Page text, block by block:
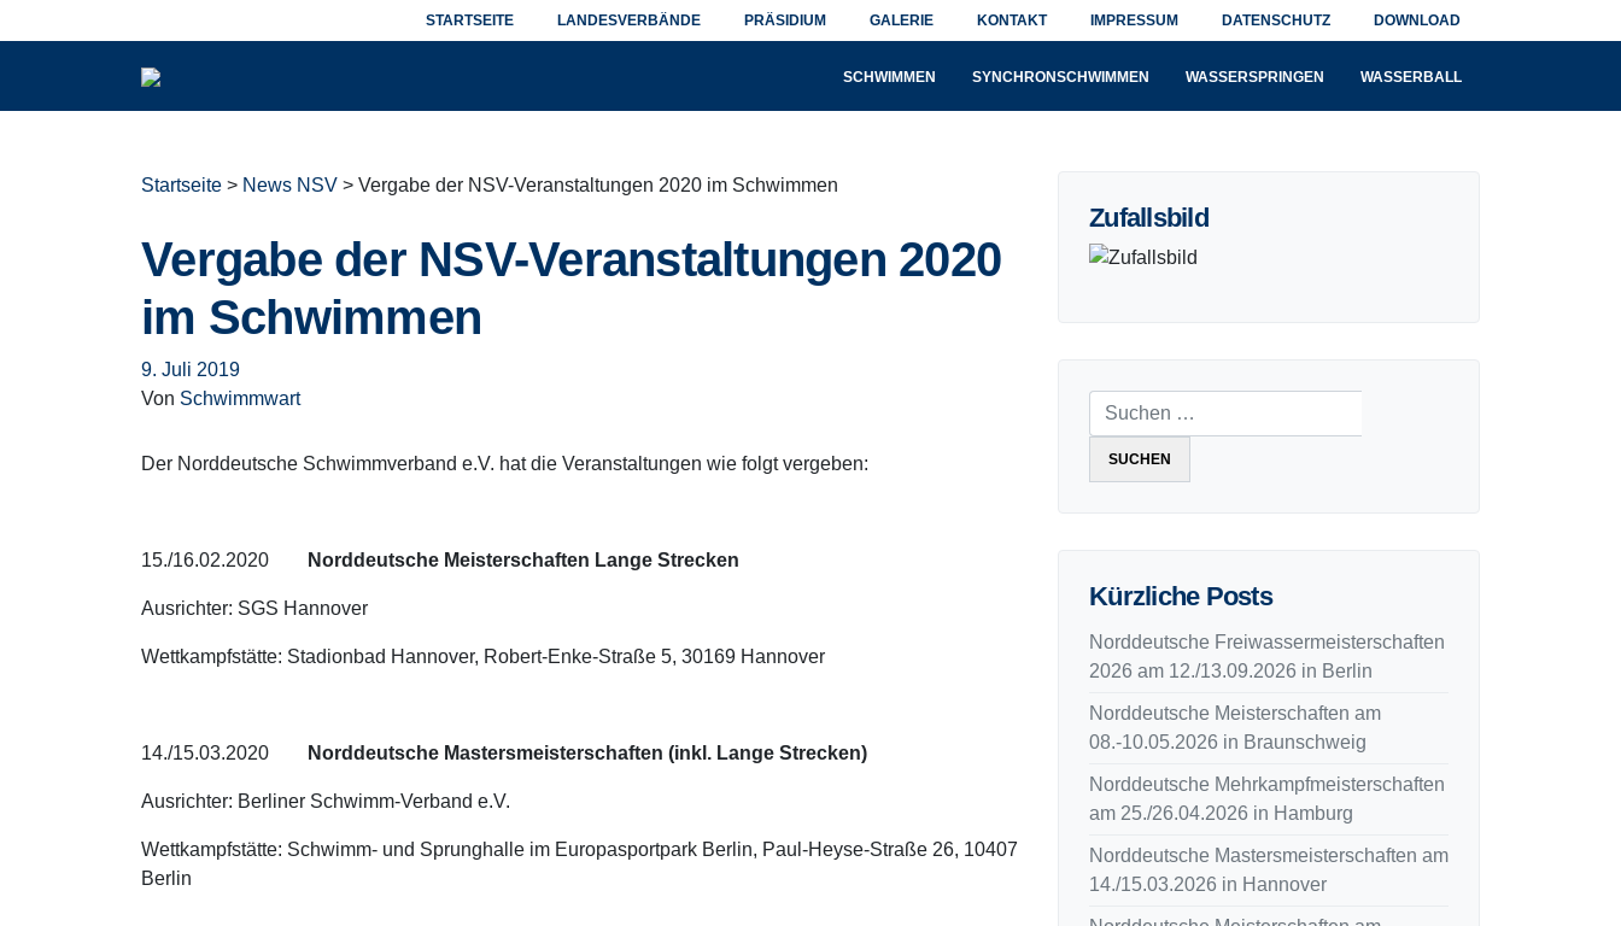
STARTSEITE LANDESVERBÄNDE PRÄSIDIUM GALERIE KONTAKT IMPRESSUM DATENSCHUTZ DOWNLOAD
Norddeutscher Schwimmverband SCHWIMMEN SYNCHRONSCHWIMMEN WASSERSPRINGEN WASSERBALL
Startseite > News NSV > Vergabe der NSV-Veranstaltungen 2020 im Schwimmen
Vergabe der NSV-Veranstaltungen 2020
im Schwimmen
9. Juli 2019
Von Schwimmwart
Der Norddeutsche Schwimmverband e.V. hat die Veranstaltungen wie folgt vergeben:
15./16.02.2020 Norddeutsche Meisterschaften Lange Strecken
Ausrichter: SGS Hannover
Wettkampfstätte: Stadionbad Hannover, Robert-Enke-Straße 5, 30169 Hannover
14./15.03.2020 Norddeutsche Mastersmeisterschaften (inkl. Lange Strecken)
Ausrichter: Berliner Schwimm-Verband e.V.
Wettkampfstätte: Schwimm- und Sprunghalle im Europasportpark Berlin, Paul-Heyse-Straße 26, 10407
Berlin
Zufallsbild
Kürzliche Posts
Norddeutsche Freiwassermeisterschaften
2026 am 12./13.09.2026 in Berlin
Norddeutsche Meisterschaften am
08.-10.05.2026 in Braunschweig
Norddeutsche Mehrkampfmeisterschaften
am 25./26.04.2026 in Hamburg
Norddeutsche Mastersmeisterschaften am
14./15.03.2026 in Hannover